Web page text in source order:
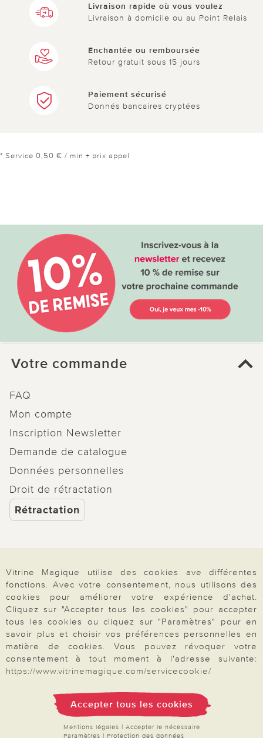
Livraison rapide où vous voulez
Livraison à domicile ou au Point Relais
Enchantée ou remboursée
Retour gratuit sous 15 jours
Paiement sécurisé
Donnés bancaires cryptées
* Service 0,50 € / min + prix appel
Votre commande
FAQ
Mon compte
Inscription Newsletter
Demande de catalogue
Données personnelles
Droit de rétractation
Rétractation
Paiement & Livraison
À propos de nous
Besoin d'aide?
Mentions légales | | Données & liberté | Vie privée & cookies
Prix en Euro, TVA légale incluse
©2026 Vitrine Magique
Vitrine Magique utilise des cookies ave différentes
fonctions. Avec votre consentement, nous utilisons des
cookies pour améliorer votre expérience d'achat.
Cliquez sur "Accepter tous les cookies" pour accepter
tous les cookies ou cliquez sur "Paramètres" pour en
savoir plus et choisir vos préférences personnelles en
matière de cookies. Vous pouvez révoquer votre
consentement à tout moment à l'adresse suivante:
https://www.vitrinemagique.com/servicecookie/
Accepter tous les cookies
Mentions légales | Accepter le nécessaire
Paramètres | Protection des données